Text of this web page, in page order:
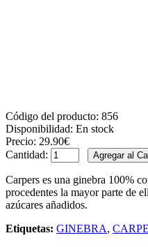
Código del producto: 856
Disponibilidad: En stock
Precio: 29.90€
Cantidad:
Carpers es una ginebra 100%
procedentes la mayor parte de
azúcares añadidos.
Etiquetas: GINEBRA,